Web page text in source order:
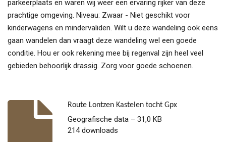
parkeerplaats en waren wij weer een ervaring rijker van deze
prachtige omgeving. Niveau: Zwaar - Niet geschikt voor
kinderwagens en mindervaliden. Wilt u deze wandeling ook eens
gaan wandelen dan vraagt deze wandeling wel een goede
conditie. Hou er ook rekening mee bij regenval zijn heel veel
gebieden behoorlijk drassig. Zorg voor goede schoenen.
Route Lontzen Kastelen tocht Gpx
Geografische data – 31,0 KB
214 downloads